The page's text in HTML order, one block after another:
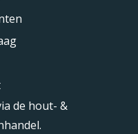
de hout- &